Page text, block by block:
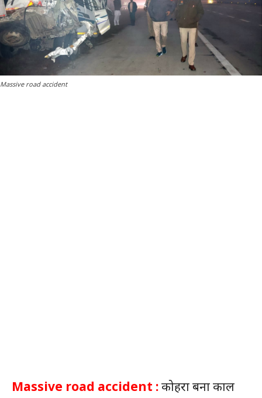
Massive road accident
Massive road accident :कोहरा बना काल